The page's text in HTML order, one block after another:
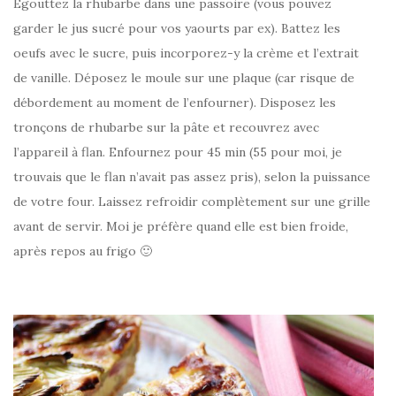
Egouttez la rhubarbe dans une passoire (vous pouvez
garder le jus sucré pour vos yaourts par ex). Battez les
oeufs avec le sucre, puis incorporez-y la crème et l’extrait
de vanille. Déposez le moule sur une plaque (car risque de
débordement au moment de l’enfourner). Disposez les
tronçons de rhubarbe sur la pâte et recouvrez avec
l’appareil à flan. Enfournez pour 45 min (55 pour moi, je
trouvais que le flan n’avait pas assez pris), selon la puissance
de votre four. Laissez refroidir complètement sur une grille
avant de servir. Moi je préfère quand elle est bien froide,
après repos au frigo 🙂